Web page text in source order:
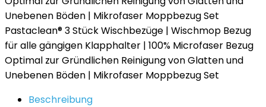
Pastaclean® 3 Stück Wischbezüge | Wischmop Bezug
für alle gängigen Klapphalter | 100% Microfaser Bezug
Optimal zur Gründlichen Reinigung von Glatten und
Unebenen Böden | Mikrofaser Moppbezug Set
Beschreibung